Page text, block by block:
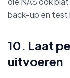
back-up en test
10. Laat
uitvoeren